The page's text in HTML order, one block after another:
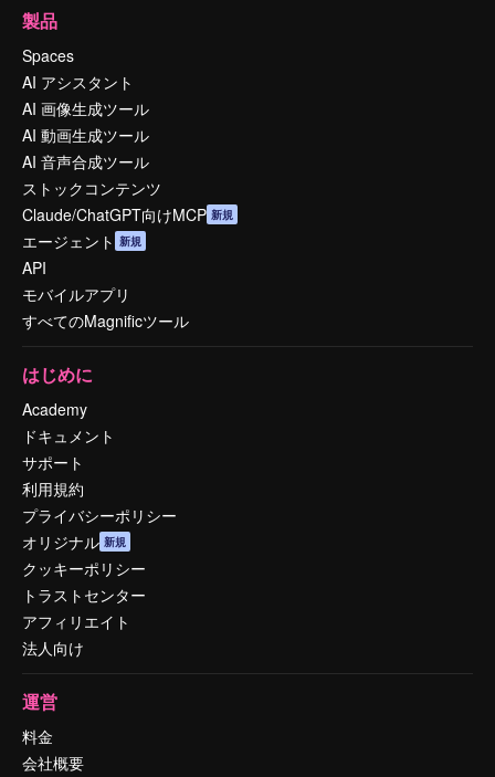
製品
Spaces
AI アシスタント
AI 画像生成ツール
AI 動画生成ツール
AI 音声合成ツール
ストックコンテンツ
Claude/ChatGPT向けMCP 新規
エージェント 新規
API
モバイルアプリ
すべてのMagnificツール
はじめに
Academy
ドキュメント
サポート
利用規約
プライバシーポリシー
オリジナル 新規
クッキーポリシー
トラストセンター
アフィリエイト
法人向け
運営
料金
会社概要